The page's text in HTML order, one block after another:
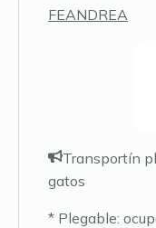
FEANDREA
Transportín
gatos
* Plegable: